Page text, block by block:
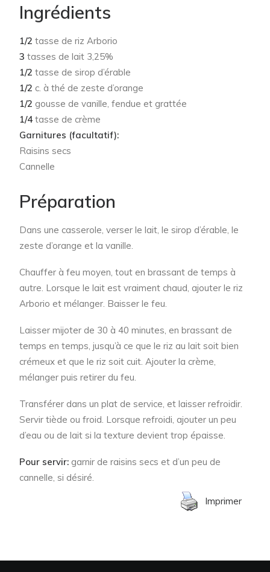
Ingrédients
1/2 tasse de riz Arborio
3 tasses de lait 3,25%
1/2 tasse de sirop d’érable
1/2 c. à thé de zeste d’orange
1/2 gousse de vanille, fendue et grattée
1/4 tasse de crème
Garnitures (facultatif):
Raisins secs
Cannelle
Préparation
Dans une casserole, verser le lait, le sirop d’érable, le
zeste d’orange et la vanille.
Chauffer à feu moyen, tout en brassant de temps à
autre. Lorsque le lait est vraiment chaud, ajouter le riz
Arborio et mélanger. Baisser le feu.
Laisser mijoter de 30 à 40 minutes, en brassant de
temps en temps, jusqu’à ce que le riz au lait soit bien
crémeux et que le riz soit cuit. Ajouter la crème,
mélanger puis retirer du feu.
Transférer dans un plat de service, et laisser refroidir.
Servir tiède ou froid. Lorsque refroidi, ajouter un peu
d’eau ou de lait si la texture devient trop épaisse.
Pour servir: garnir de raisins secs et d’un peu de
cannelle, si désiré.
Imprimer